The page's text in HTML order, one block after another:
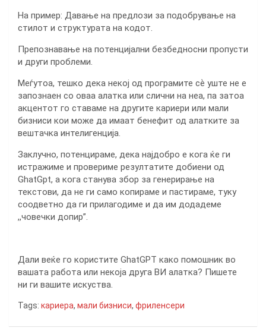
На пример: Давање на предлози за подобрување на
стилот и структурата на кодот.
Препознавање на потенцијални безбедносни пропусти
и други проблеми.
Меѓутоа, тешко дека некој од програмите сѐ уште не е
запознаен со оваа алатка или слични на неа, па затоа
акцентот го ставаме на другите кариери или мали
бизниси кои може да имаат бенефит од алатките за
вештачка интелигенција.
Заклучно, потенцираме, дека најдобро е кога ќе ги
истражиме и провериме резултатите добиени од
GhatGpt, a кога станува збор за генерирање на
текстови, да не ги само копираме и пастираме, туку
соодветно да ги прилагодиме и да им додадеме
,,човечки допир”.
Дали веќе го користите GhatGPT како помошник во
вашата работа или некоја друга ВИ алатка? Пишете
ни ги вашите искуства.
Tags: кариера, мали бизниси, фриленсери